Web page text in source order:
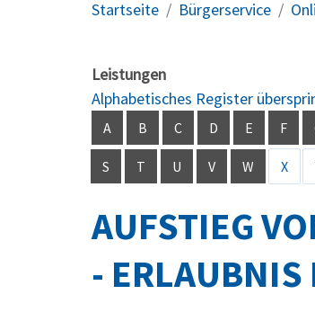
Startseite Bürgerservice
Leistungen
Alphabetisches Register
A B C D E F
S T U V W X
AUFSTIEG
- ERLAUBNIS